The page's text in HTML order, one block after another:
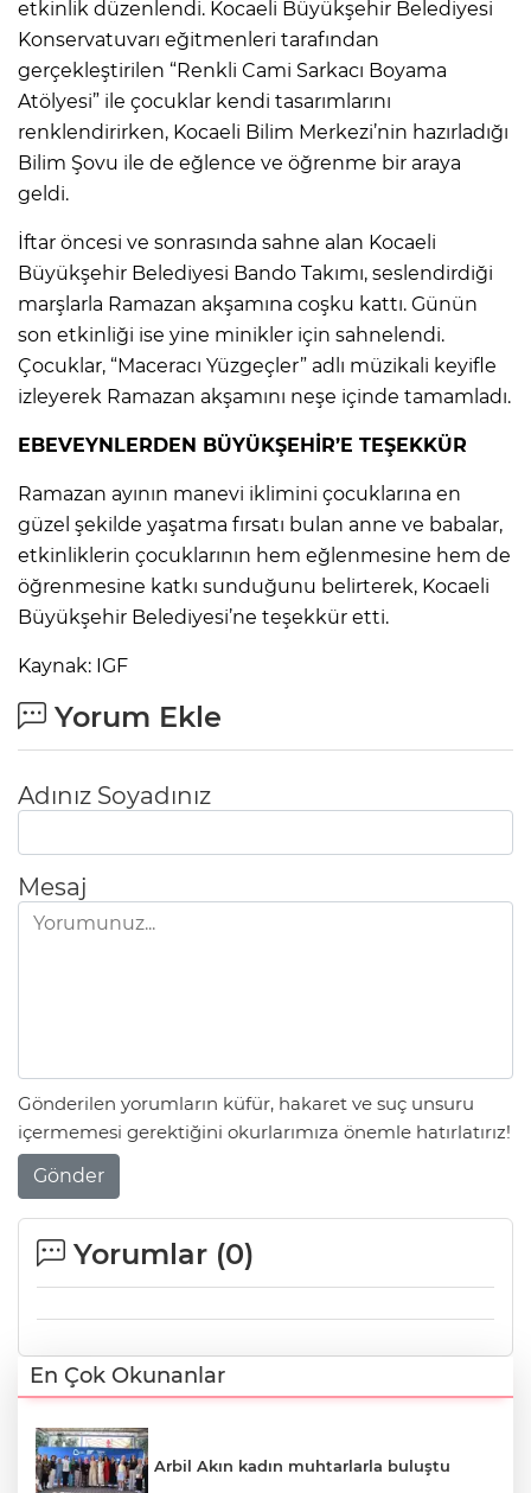
etkinlik düzenlendi. Kocaeli Büyükşehir Belediyesi
Konservatuvarı eğitmenleri tarafından
gerçekleştirilen “Renkli Cami Sarkacı Boyama
Atölyesi” ile çocuklar kendi tasarımlarını
renklendirirken, Kocaeli Bilim Merkezi’nin hazırladığı
Bilim Şovu ile de eğlence ve öğrenme bir araya
geldi.
İftar öncesi ve sonrasında sahne alan Kocaeli
Büyükşehir Belediyesi Bando Takımı, seslendirdiği
marşlarla Ramazan akşamına coşku kattı. Günün
son etkinliği ise yine minikler için sahnelendi.
Çocuklar, “Maceracı Yüzgeçler” adlı müzikali keyifle
izleyerek Ramazan akşamını neşe içinde tamamladı.
EBEVEYNLERDEN BÜYÜKŞEHİR’E TEŞEKKÜR
Ramazan ayının manevi iklimini çocuklarına en
güzel şekilde yaşatma fırsatı bulan anne ve babalar,
etkinliklerin çocuklarının hem eğlenmesine hem de
öğrenmesine katkı sunduğunu belirterek, Kocaeli
Büyükşehir Belediyesi’ne teşekkür etti.
Kaynak: IGF
Yorum Ekle
Adınız Soyadınız
Mesaj
Gönderilen yorumların küfür, hakaret ve suç unsuru
içermemesi gerektiğini okurlarımıza önemle hatırlatırız!
Gönder
Yorumlar (0)
En Çok Okunanlar
Arbil Akın kadın muhtarlarla buluştu